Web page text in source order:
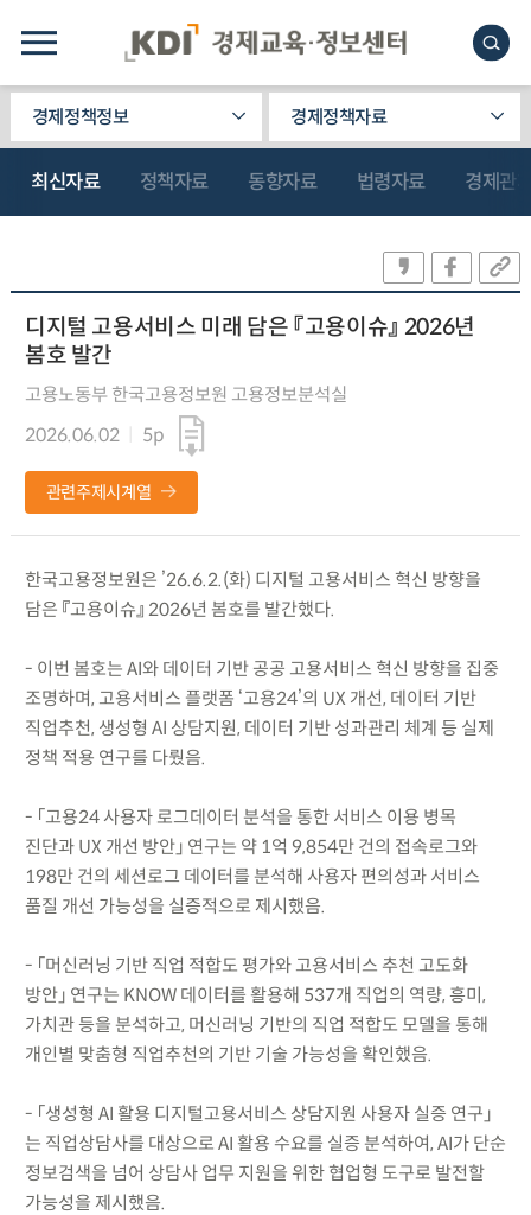
경제정책정보 경제정책자료
최신자료 정책자료 동향자료 법령자료 경제관
디지털 고용서비스 미래 담은 『고용이슈』 2026년
봄호 발간
고용노동부 한국고용정보원 고용정보분석실
2026.06.02
5p
관련주제시계열
한국고용정보원은 ’26.6.2.(화) 디지털 고용서비스 혁신 방향을
담은 『고용이슈』 2026년 봄호를 발간했다.
- 이번 봄호는 AI와 데이터 기반 공공 고용서비스 혁신 방향을 집중
조명하며, 고용서비스 플랫폼 ‘고용24’의 UX 개선, 데이터 기반
직업추천, 생성형 AI 상담지원, 데이터 기반 성과관리 체계 등 실제
정책 적용 연구를 다뤘음.
- 「고용24 사용자 로그데이터 분석을 통한 서비스 이용 병목
진단과 UX 개선 방안」 연구는 약 1억 9,854만 건의 접속로그와
198만 건의 세션로그 데이터를 분석해 사용자 편의성과 서비스
품질 개선 가능성을 실증적으로 제시했음.
- 「머신러닝 기반 직업 적합도 평가와 고용서비스 추천 고도화
방안」 연구는 KNOW 데이터를 활용해 537개 직업의 역량, 흥미,
가치관 등을 분석하고, 머신러닝 기반의 직업 적합도 모델을 통해
개인별 맞춤형 직업추천의 기반 기술 가능성을 확인했음.
- 「생성형 AI 활용 디지털고용서비스 상담지원 사용자 실증 연구」
는 직업상담사를 대상으로 AI 활용 수요를 실증 분석하여, AI가 단순
정보검색을 넘어 상담사 업무 지원을 위한 협업형 도구로 발전할
가능성을 제시했음.